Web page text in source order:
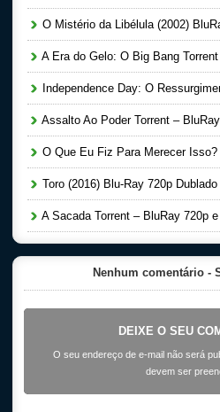
O Mistério da Libélula (2002) BluRay
A Era do Gelo: O Big Bang Torrent – BluRay 720p
Independence Day: O Ressurgimento Torrent – BluRay
Assalto Ao Poder Torrent – BluRay 720p e
O Que Eu Fiz Para Merecer Isso? Torrent – BluRay
Toro (2016) Blu-Ray 720p
A Sacada Torrent – BluRay 720p e
Nenhum comentário -
DEIXE O SEU
O seu endereço de e-mail não será
devem ser